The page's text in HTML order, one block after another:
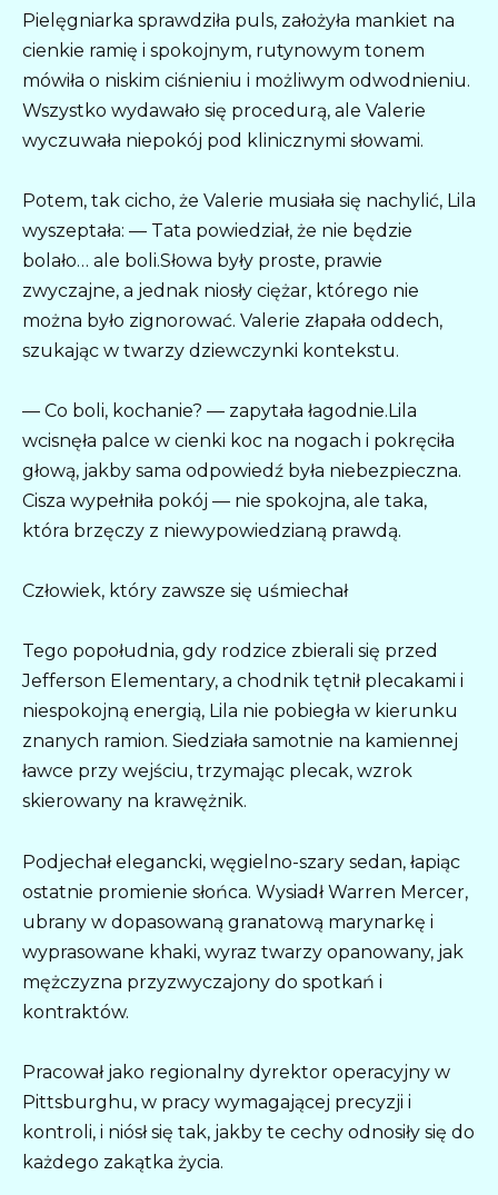
Pielęgniarka sprawdziła puls, założyła mankiet na
cienkie ramię i spokojnym, rutynowym tonem
mówiła o niskim ciśnieniu i możliwym odwodnieniu.
Wszystko wydawało się procedurą, ale Valerie
wyczuwała niepokój pod klinicznymi słowami.
Potem, tak cicho, że Valerie musiała się nachylić, Lila
wyszeptała: — Tata powiedział, że nie będzie
bolało… ale boli.Słowa były proste, prawie
zwyczajne, a jednak niosły ciężar, którego nie
można było zignorować. Valerie złapała oddech,
szukając w twarzy dziewczynki kontekstu.
— Co boli, kochanie? — zapytała łagodnie.Lila
wcisnęła palce w cienki koc na nogach i pokręciła
głową, jakby sama odpowiedź była niebezpieczna.
Cisza wypełniła pokój — nie spokojna, ale taka,
która brzęczy z niewypowiedzianą prawdą.
Człowiek, który zawsze się uśmiechał
Tego popołudnia, gdy rodzice zbierali się przed
Jefferson Elementary, a chodnik tętnił plecakami i
niespokojną energią, Lila nie pobiegła w kierunku
znanych ramion. Siedziała samotnie na kamiennej
ławce przy wejściu, trzymając plecak, wzrok
skierowany na krawężnik.
Podjechał elegancki, węgielno-szary sedan, łapiąc
ostatnie promienie słońca. Wysiadł Warren Mercer,
ubrany w dopasowaną granatową marynarkę i
wyprasowane khaki, wyraz twarzy opanowany, jak
mężczyzna przyzwyczajony do spotkań i
kontraktów.
Pracował jako regionalny dyrektor operacyjny w
Pittsburghu, w pracy wymagającej precyzji i
kontroli, i niósł się tak, jakby te cechy odnosiły się do
każdego zakątka życia.